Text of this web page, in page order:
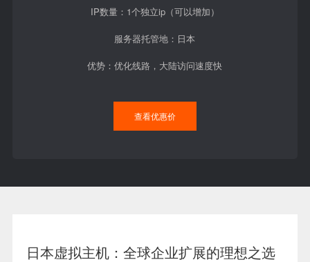
IP数量：1个独立ip（可以增加）
服务器托管地：日本
优势：优化线路，大陆访问速度快
查看优惠价
日本虚拟主机：全球企业扩展的理想之选